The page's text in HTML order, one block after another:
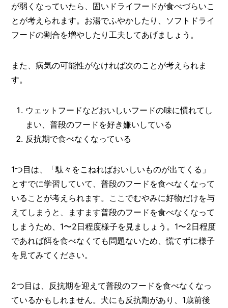
が弱くなっていたら、固いドライフードが食べづらいこ
とが考えられます。お湯でふやかしたり、ソフトドライ
フードの割合を増やしたり工夫してあげましょう。
また、病気の可能性がなければ次のことが考えられま
す。
ウェットフードなどおいしいフードの味に慣れてし
まい、普段のフードを好き嫌いしている
反抗期で食べなくなっている
1つ目は、「駄々をこねればおいしいものが出てくる」
とすでに学習していて、普段のフードを食べなくなって
いることが考えられます。ここでむやみに好物だけを与
えてしまうと、ますます普段のフードを食べなくなって
しまうため、1〜2日程度様子を見ましょう。1〜2日程度
であれば餌を食べなくても問題ないため、慌てずに様子
を見てみてください。
2つ目は、反抗期を迎えて普段のフードを食べなくなっ
ているかもしれません。犬にも反抗期があり、1歳前後